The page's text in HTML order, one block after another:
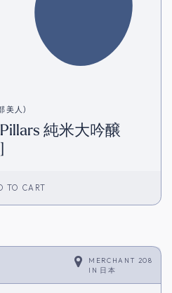
美人)
純米大吟醸
TO CART
MERCHANT 208
IN 日本